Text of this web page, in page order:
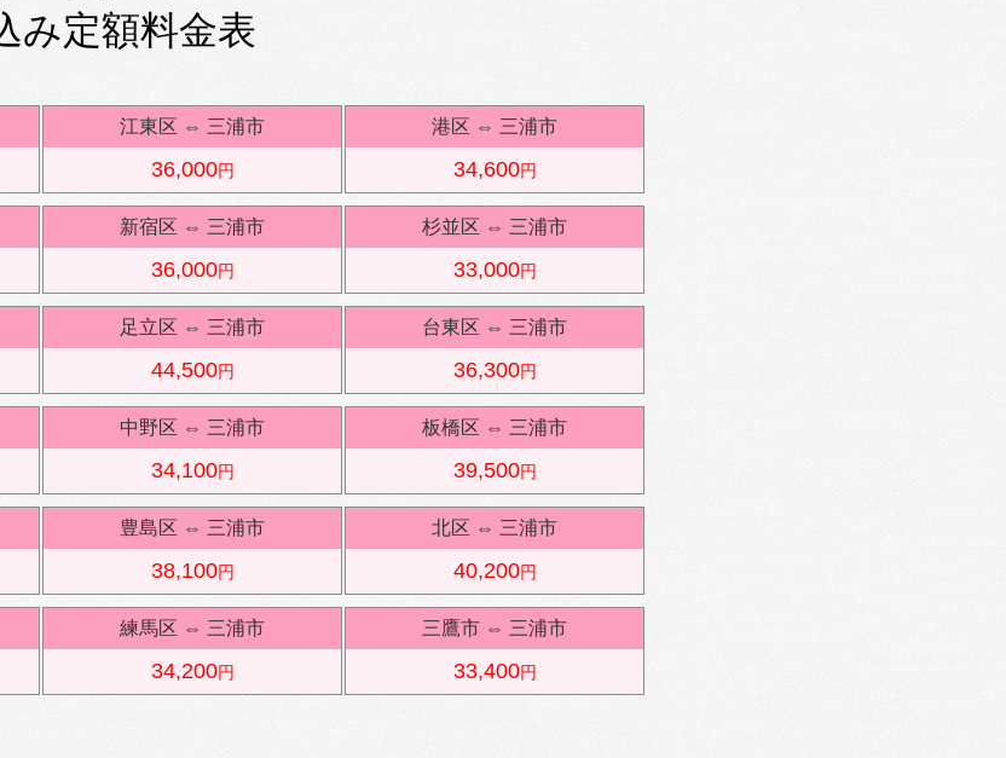
み定額料金表
江東区 ⇔ 三浦市
36,000円
港区 ⇔ 三浦市
34,600円
新宿区 ⇔ 三浦市
36,000円
杉並区 ⇔ 三浦市
33,000円
足立区 ⇔ 三浦市
44,500円
台東区 ⇔ 三浦市
36,300円
中野区 ⇔ 三浦市
34,100円
板橋区 ⇔ 三浦市
39,500円
豊島区 ⇔ 三浦市
38,100円
北区 ⇔ 三浦市
40,200円
練馬区 ⇔ 三浦市
34,200円
三鷹市 ⇔ 三浦市
33,400円